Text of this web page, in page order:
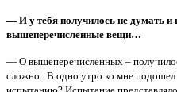
— И у тебя получилось не думать и
вышеперечисленные вещи…
— О вышеперечисленных –
сложно. В одно утро ко мне подошел